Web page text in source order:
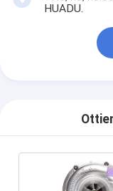
HUADU.